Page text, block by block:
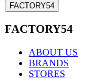
FACTORY54
FACTORY54
ABOUT US
BRANDS
STORES